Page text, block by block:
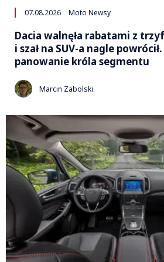
07.08.2026 Moto Newsy
Dacia walnęła rabatami z
i szał na SUV-a nagle
panowanie króla segmentu
Marcin Zabolski